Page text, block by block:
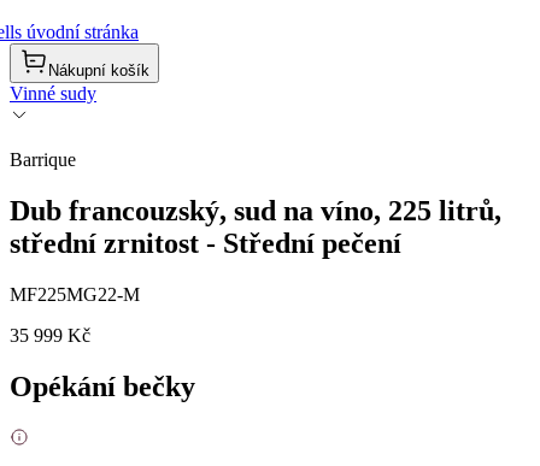
úvodní stránka
Nákupní košík
Vinné sudy
Barrique
Dub francouzský, sud na víno, 225 litrů,
střední zrnitost - Střední pečení
MF225MG22-M
35 999 Kč
Opékání bečky